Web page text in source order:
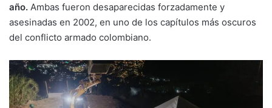
año. Ambas fueron desaparecidas forzadamente y
asesinadas en 2002, en uno de los capítulos más oscuros
del conflicto armado colombiano.